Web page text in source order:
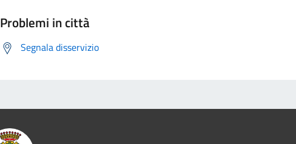
Problemi in città
Segnala disservizio